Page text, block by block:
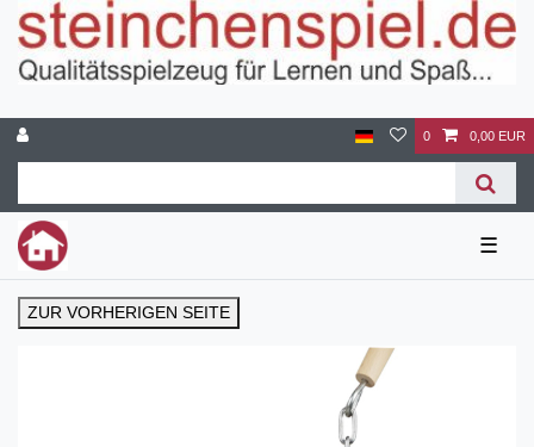
0 0,00 EUR
☰
ZUR VORHERIGEN SEITE